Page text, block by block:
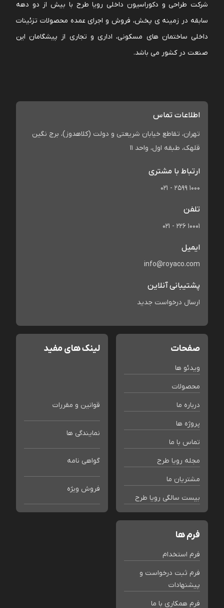
شرکت طراحی و دکوراسیون داخلی رویا طرح با بیش از دو دهه
سابقه در زمینه ی پخش، فروش و اجرای عمده محصولات تزئینات
داخلی ساختمان های مسکونی، اداری و تجاری از پیشگامان این
صنعت در کشور می باشد.
اطلاعات تماس
تهران، تقاطع خیابان شریعتی و دولت (کلاهدوز)، برج نگین
قلهک، طبقه اول، واحد 11
ارتباط با مشتری
021 - 2599 1000
تلفن
021 - 226 10001
ایمیل
info@royaco.com
پشتیبانی آنلاین
ارسال درخواست جدید
صفحات
ویدئو ها
محصولات
درباره ما
پروژه ها
تماس با ما
مجله رویا طرح
مشتریان ما
بیست سالگی رویا طرح
لینک های مفید
قوانین و مقررات
نمایندگی ها
گواهی نامه
فروش ویژه
فرم ها
فرم استخدام
فرم ثبت درخواست و
پیشنهادات
فرم همکاری با ما